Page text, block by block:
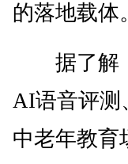
的落地载体。
据了解，
AI语音评测
中老年教育